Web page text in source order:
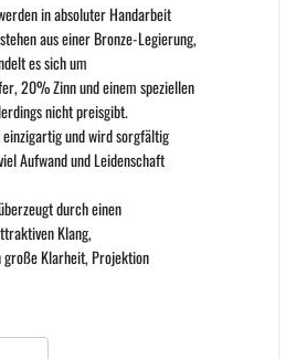
in absoluter Handarbeit
aus einer Bronze-Legierung,
es sich um
20% Zinn und einem speziellen
nicht preisgibt.
und wird sorgfältig
Aufwand und Leidenschaft
durch einen
Klang,
Klarheit, Projektion